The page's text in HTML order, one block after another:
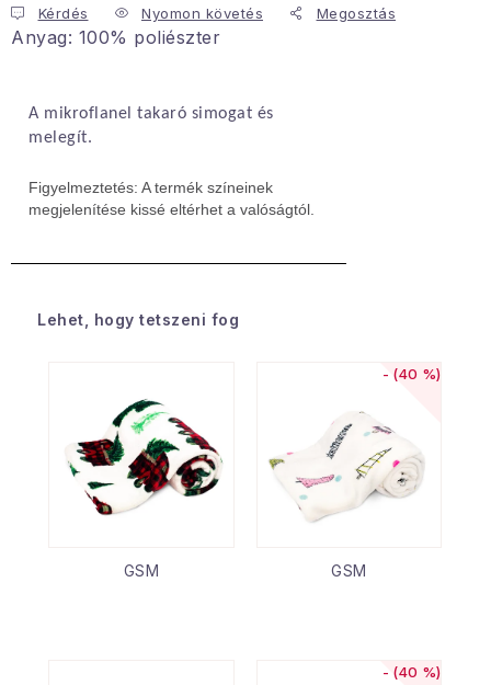
Kereskedelem feltételes
Információ a mellékletről
Érintkezés
Rólunk
Kérdés Nyomon követés Megosztás
Anyag: 100% poliészter
A mikroflanel takaró simogat és
melegít.
Figyelmeztetés: A termék színeinek
megjelenítése kissé eltérhet a valóságtól.
Lehet, hogy tetszeni fog
GSM GSM
(40 %)
(40 %)